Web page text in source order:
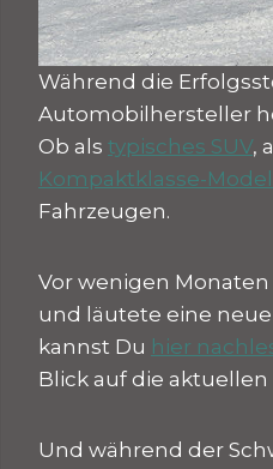
Während die
Automobilhersteller
Ob als typisches SUV,
Kompaktklasse-
Fahrzeugen.
Vor wenigen
und läutete eine neue
kannst Du hier
Blick auf die
Und während der